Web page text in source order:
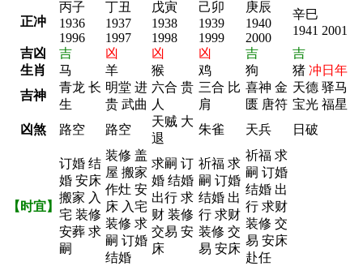
正冲
丙子
1936
1996
丁丑
1937
1997
戊寅
1938
1998
己卯
1939
1999
庚辰
1940
2000
辛巳
1941 2001
吉凶
吉 凶 凶 凶 吉
吉
生肖
马 羊 猴 鸡 狗 猪 冲日年
吉神
青龙 长
生
明堂 进
贵 武曲
六合 贵
人
三合 比
肩
喜神 金
匮 唐符
天德 驿马
宝光 福星
凶煞
路空 路空
天贼 大
退
朱雀 天兵 日破
【时宜】
订婚 结
婚 安床
搬家 入
宅 装修
安葬 求
嗣
装修 盖
屋 搬家
作灶 安
床 入宅
装修 求
嗣 订婚
结婚
求嗣 订
婚 结婚
出行 求
财 装修
交易 安
床
祈福 求
嗣 订婚
结婚 出
行 求财
装修 交
易 安床
祈福 求
嗣 订婚
结婚 出
行 求财
装修 交
易 安床
赴任